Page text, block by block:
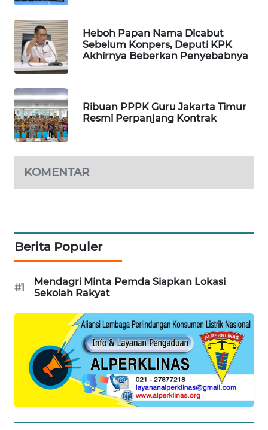
Heboh Papan Nama Dicabut
Sebelum Konpers, Deputi KPK
Akhirnya Beberkan Penyebabnya
Ribuan PPPK Guru Jakarta Timur
Resmi Perpanjang Kontrak
KOMENTAR
Berita Populer
#1
Mendagri Minta Pemda Siapkan Lokasi
Sekolah Rakyat
Wahana
Network
KONSUMEN
LISTRIK
MASYARAKAT
KELISTRIKAN
WALINKI
NET
WATCH
MKLI
LPKKI
LKKI
KOPEKLIN